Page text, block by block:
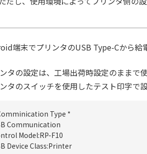
端末でプリンタのUSB Type-Cから給
タの設定は、工場出荷時設定のままで使
タのスイッチを使用したテスト印字で
Type *
Communication
Model:RP-F10
Device Class:Printer